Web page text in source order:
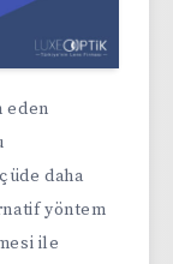
eden
daha
yöntem
ile